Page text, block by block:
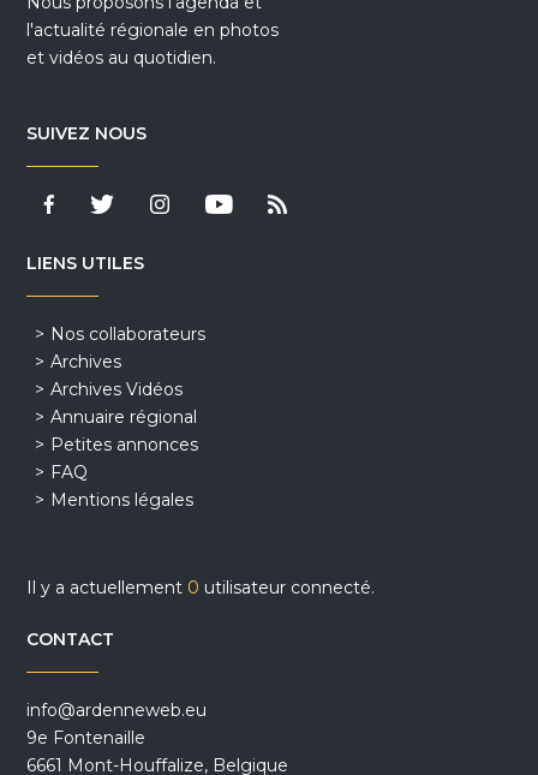
l'actualité régionale en photos
et vidéos au quotidien.
SUIVEZ NOUS
LIENS UTILES
Nos collaborateurs
Archives
Archives Vidéos
Annuaire régional
Petites annonces
FAQ
Mentions légales
Il y a actuellement 0 utilisateur connecté.
CONTACT
info@ardenneweb.eu
9e Fontenaille
6661 Mont-Houffalize, Belgique